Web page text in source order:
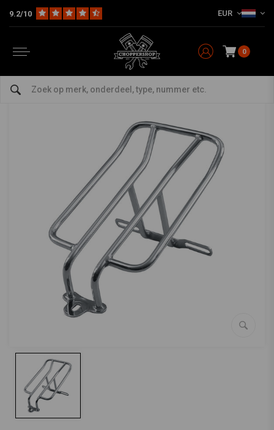
9.2/10 EUR
0
HD Seats, Sissy Bars en Montagekits Saddle Bags & Bagage Rekken
Bagagerek - Solo zit Big Twin 82-94 FXR. 9 1/2''
long x 6'' wide